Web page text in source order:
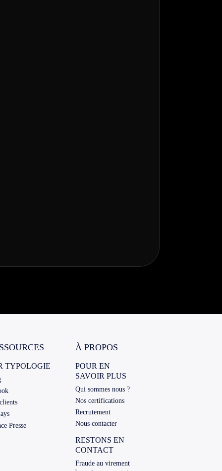
TYPOLOGIE
Presse
À PROPOS
POUR EN
SAVOIR PLUS
Qui sommes nous ?
Nos certifications
Recrutement
Nous contacter
RESTONS EN
CONTACT
Fraude au virement